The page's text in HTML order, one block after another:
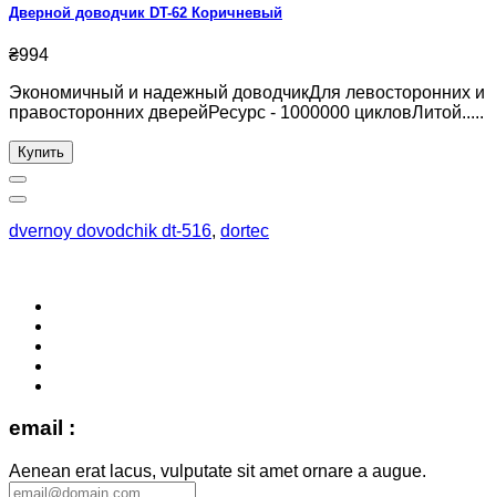
Дверной доводчик DT-62 Коричневый
₴994
Экономичный и надежный доводчикДля левосторонних и
правосторонних дверейРесурс - 1000000 цикловЛитой.....
Купить
dvernoy dovodchik dt-516, dortec
email :
Aenean erat lacus, vulputate sit amet ornare a augue.